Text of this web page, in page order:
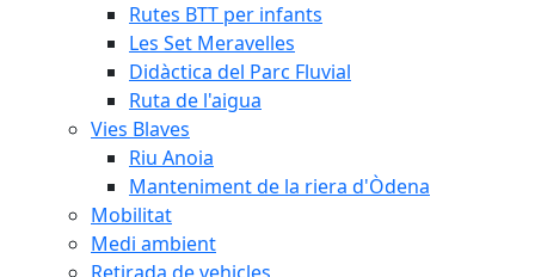
Rutes BTT per infants
Les Set Meravelles
Didàctica del Parc Fluvial
Ruta de l'aigua
Vies Blaves
Riu Anoia
Manteniment de la riera d'Òdena
Mobilitat
Medi ambient